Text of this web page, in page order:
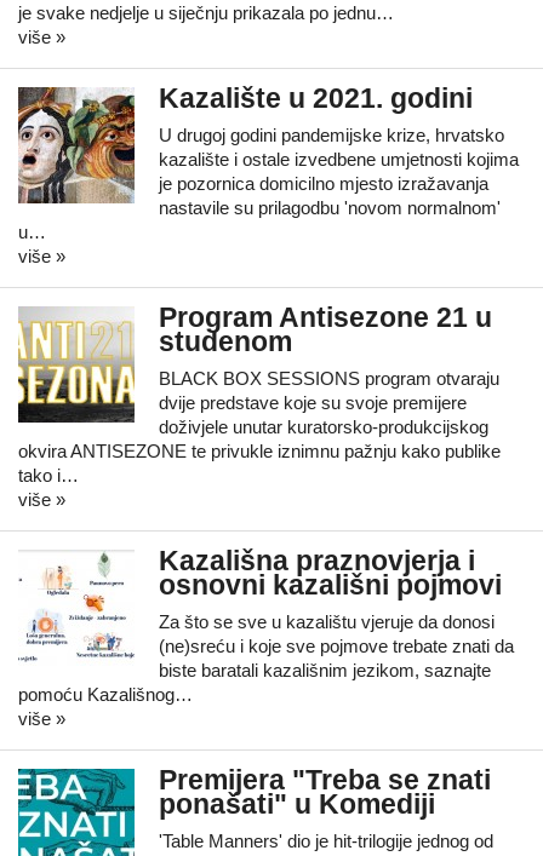
je svake nedjelje u siječnju prikazala po jednu…
više »
Kazalište u 2021. godini
U drugoj godini pandemijske krize, hrvatsko
kazalište i ostale izvedbene umjetnosti kojima
je pozornica domicilno mjesto izražavanja
nastavile su prilagodbu 'novom normalnom'
u…
više »
Program Antisezone 21 u
studenom
BLACK BOX SESSIONS program otvaraju
dvije predstave koje su svoje premijere
doživjele unutar kuratorsko-produkcijskog
okvira ANTISEZONE te privukle iznimnu pažnju kako publike
tako i…
više »
Kazališna praznovjerja i
osnovni kazališni pojmovi
Za što se sve u kazalištu vjeruje da donosi
(ne)sreću i koje sve pojmove trebate znati da
biste baratali kazališnim jezikom, saznajte
pomoću Kazališnog…
više »
Premijera "Treba se znati
ponašati" u Komediji
'Table Manners' dio je hit-trilogije jednog od